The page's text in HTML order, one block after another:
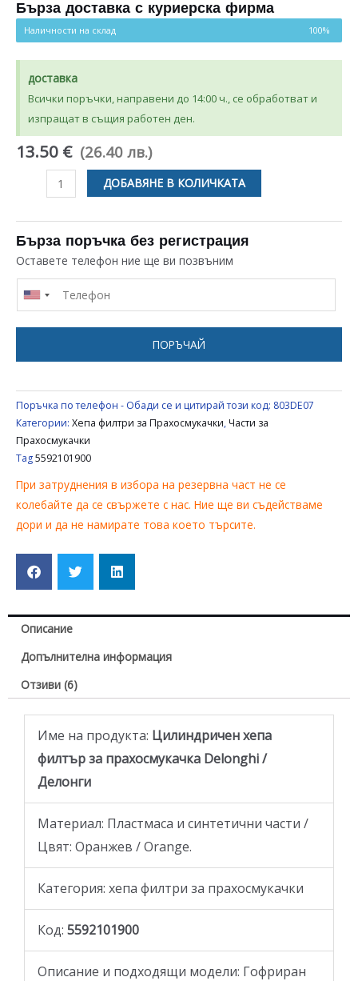
на
потребителски
оценки
Бърза доставка с куриерска фирма
Наличности на склад 100%
доставка
Всички поръчки, направени до 14:00 ч., се обработват и
изпращат в същия работен ден.
13.50 € (26.40 лв.)
количество
ХЕПА
ФИЛТЪР
ЗА
ПРАХОСМУКАЧКА
DELONGHI
ДОБАВЯНЕ В КОЛИЧКАТА
Бърза поръчка без регистрация
Оставете телефон ние ще ви позвъним
ПОРЪЧАЙ
Поръчка по телефон - Обади се и цитирай този код: 803DE07
Категории: Хепа филтри за Прахосмукачки,Части за
Прахосмукачки
Tag5592101900
При затруднения в избора на резервна част не се
колебайте да се свържете с нас. Ние ще ви съдействаме
дори и да не намирате това което търсите.
Описание
Допълнителна информация
Отзиви (6)
Име на продукта: Цилиндричен хепа
филтър за прахосмукачка Delonghi /
Делонги
Материал: Пластмаса и синтетични части /
Цвят: Оранжев / Orange.
Категория: хепа филтри за прахосмукачки
Код: 5592101900
Описание и подходящи модели: Гофриран